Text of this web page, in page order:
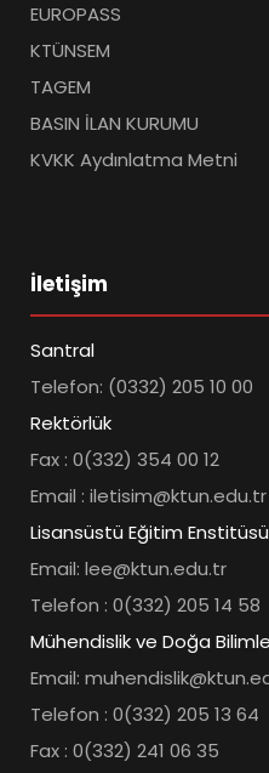
EUROPASS
KTÜNSEM
TAGEM
BASIN İLAN KURUMU
KVKK Aydınlatma Metni
İletişim
Santral
Telefon: (0332) 205 10 00
Rektörlük
Fax : 0(332) 354 00 12
Email : iletisim@ktun.edu.tr
Lisansüstü Eğitim Enstitüsü
Email: lee@ktun.edu.tr
Telefon : 0(332) 205 14 58
Mühendislik ve Doğa
Email:
Telefon : 0(332) 205 13 64
Fax : 0(332) 241 06 35